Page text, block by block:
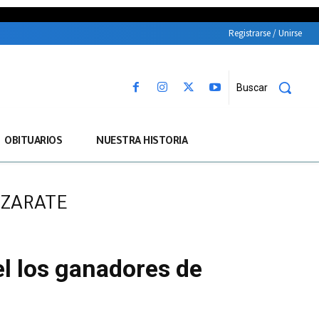
Registrarse / Unirse
Buscar
OBITUARIOS NUESTRA HISTORIA
los ganadores de